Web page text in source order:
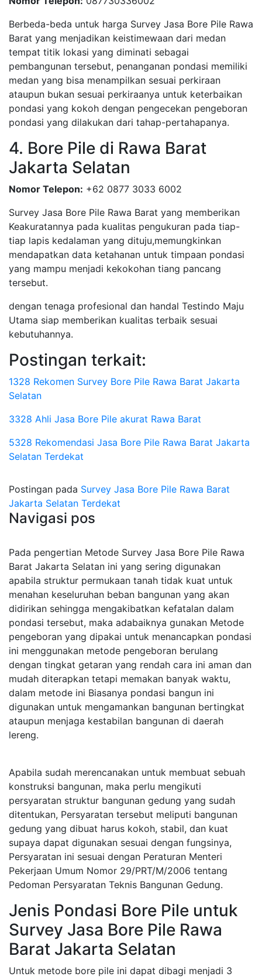
Berbeda-beda untuk harga Survey Jasa Bore Pile Rawa
Barat yang menjadikan keistimewaan dari medan
tempat titik lokasi yang diminati sebagai
pembangunan tersebut, penanganan pondasi memiliki
medan yang bisa menampilkan sesuai perkiraan
ataupun bukan sesuai perkiraanya untuk keterbaikan
pondasi yang kokoh dengan pengecekan pengeboran
pondasi yang dilakukan dari tahap-pertahapanya.
4. Bore Pile di Rawa Barat
Jakarta Selatan
Nomor Telepon: +62 0877 3033 6002
Survey Jasa Bore Pile Rawa Barat yang memberikan
Keakuratannya pada kualitas pengukuran pada tiap-
tiap lapis kedalaman yang dituju,memungkinkan
mendapatkan data ketahanan untuk timpaan pondasi
yang mampu menjadi kekokohan tiang pancang
tersebut.
dengan tenaga profesional dan handal Testindo Maju
Utama siap memberikan kualitas terbaik sesuai
kebutuhannya.
Postingan terkait:
1328 Rekomen Survey Bore Pile Rawa Barat Jakarta
Selatan
3328 Ahli Jasa Bore Pile akurat Rawa Barat
5328 Rekomendasi Jasa Bore Pile Rawa Barat Jakarta
Selatan Terdekat
Postingan pada Survey Jasa Bore Pile Rawa Barat
Jakarta Selatan Terdekat
Navigasi pos
Pada pengertian Metode Survey Jasa Bore Pile Rawa
Barat Jakarta Selatan ini yang sering digunakan
apabila struktur permukaan tanah tidak kuat untuk
menahan keseluruhan beban bangunan yang akan
didirikan sehingga mengakibatkan kefatalan dalam
pondasi tersebut, maka adabaiknya gunakan Metode
pengeboran yang dipakai untuk menancapkan pondasi
ini menggunakan metode pengeboran berulang
dengan tingkat getaran yang rendah cara ini aman dan
mudah diterapkan tetapi memakan banyak waktu,
dalam metode ini Biasanya pondasi bangun ini
digunakan untuk mengamankan bangunan bertingkat
ataupun menjaga kestabilan bangunan di daerah
lereng.
Apabila sudah merencanakan untuk membuat sebuah
konstruksi bangunan, maka perlu mengikuti
persyaratan struktur bangunan gedung yang sudah
ditentukan, Persyaratan tersebut meliputi bangunan
gedung yang dibuat harus kokoh, stabil, dan kuat
supaya dapat digunakan sesuai dengan fungsinya,
Persyaratan ini sesuai dengan Peraturan Menteri
Pekerjaan Umum Nomor 29/PRT/M/2006 tentang
Pedoman Persyaratan Teknis Bangunan Gedung.
Jenis Pondasi Bore Pile untuk
Survey Jasa Bore Pile Rawa
Barat Jakarta Selatan
Untuk metode bore pile ini dapat dibagi menjadi 3